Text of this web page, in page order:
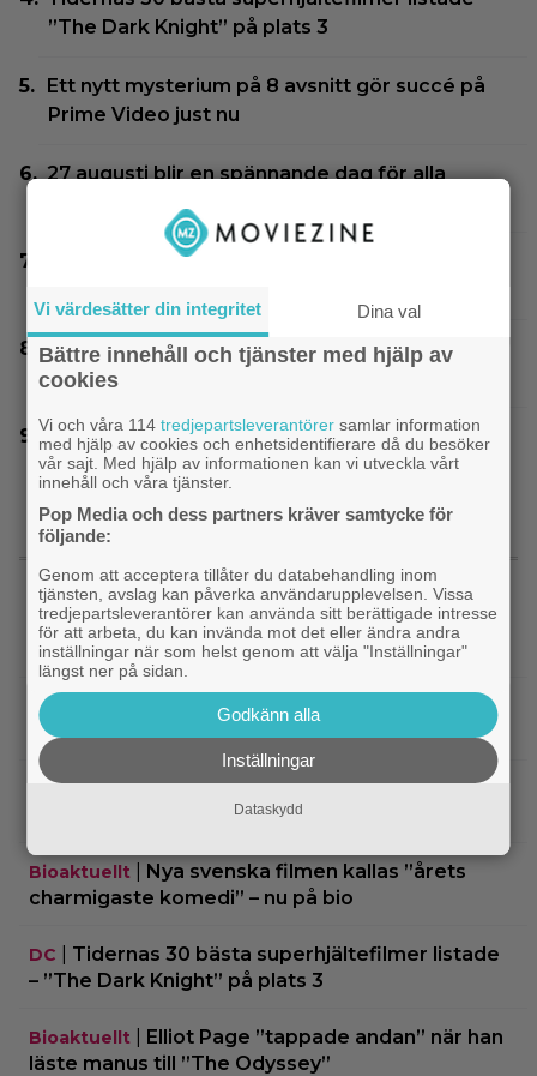
”The Dark Knight” på plats 3
Ett nytt mysterium på 8 avsnitt gör succé på
Prime Video just nu
27 augusti blir en spännande dag för alla
Elliot Page ”tappade andan” när han läste
Netflix har släppt 18 svenska originalfilmer –
har du koll på alla?
Disney-chefen försvarar årets biofloppar:
”Kommer gå bra på streaming”
Kommande filmer|Nu vet vi vem som spelar
skurken Ganondorf i ”The Legend of Zelda”
Casting
Jim Carrey klar för ny långfilm –
baserad på älskad animerad serie
Casting|Från ”Heartstopper” till ”X-Men”? Kit
Connor kan bli nye Cyclops
Bioaktuellt
Nya svenska filmen kallas ”årets
charmigaste komedi” – nu på bio
DC
Tidernas 30 bästa superhjältefilmer listade
– ”The Dark Knight” på plats 3
Bioaktuellt
Elliot Page ”tappade andan” när han
läste manus till ”The Odyssey”
Vi värdesätter din integritet Dina val
Bättre innehåll och tjänster med hjälp av
cookies
Vi och våra 114tredjepartsleverantörer samlar information
med hjälp av cookies och enhetsidentifierare då du besöker
vår sajt. Med hjälp av informationen kan vi utveckla vårt
innehåll och våra tjänster.
Pop Media och dess partners kräver samtycke för
följande:
Genom att acceptera tillåter du databehandling inom
tjänsten, avslag kan påverka användarupplevelsen. Vissa
tredjepartsleverantörer kan använda sitt berättigade intresse
för att arbeta, du kan invända mot det eller ändra andra
inställningar när som helst genom att välja "Inställningar"
längst ner på sidan.
Godkänn alla
Inställningar
Dataskydd